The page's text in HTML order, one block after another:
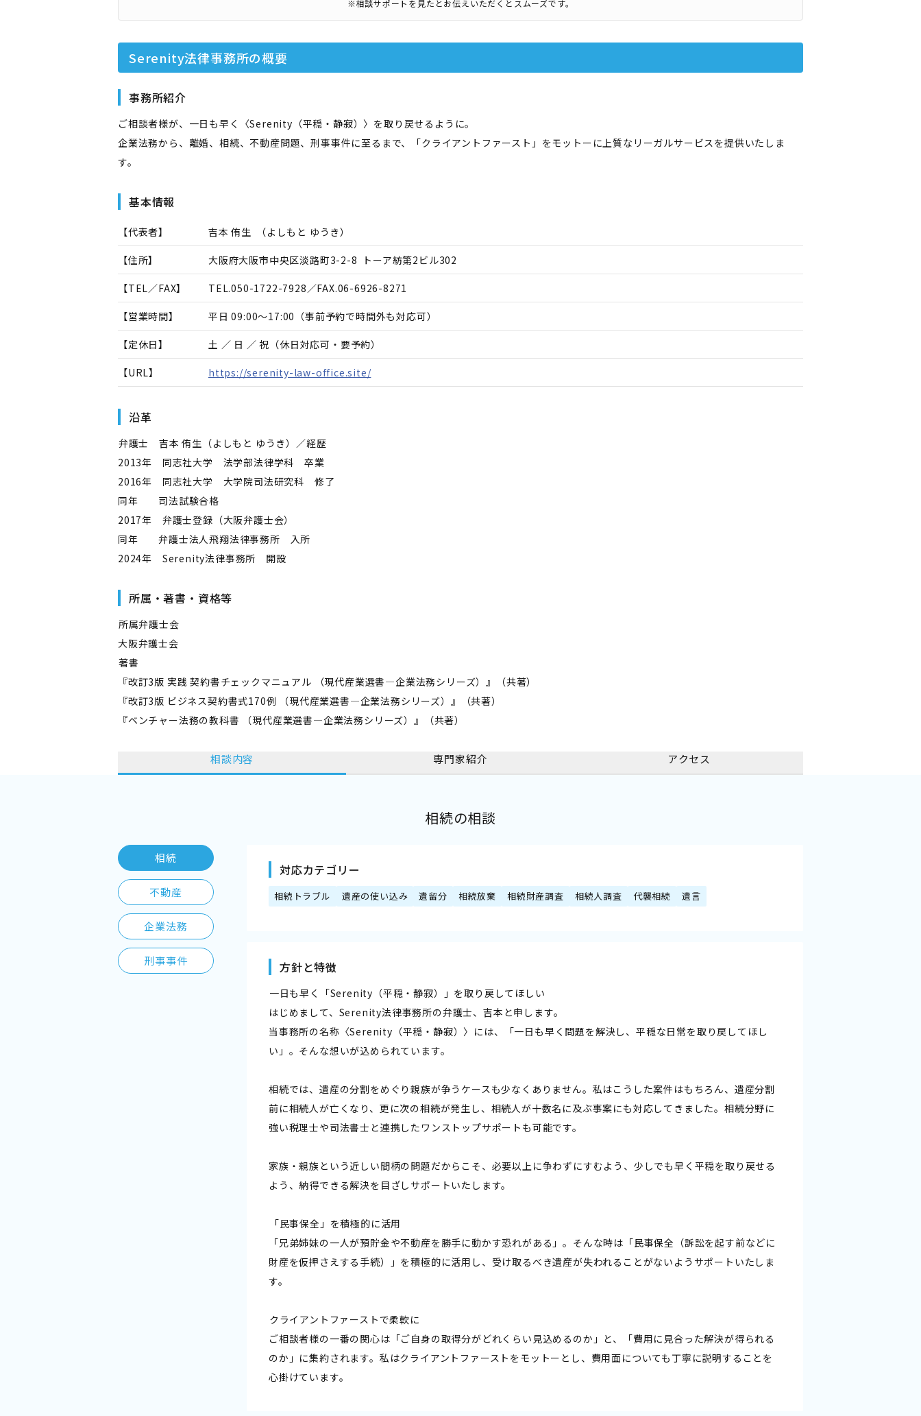
※相談サポートを見たとお伝えいただくとスムーズです。
Serenity法律事務所の概要
事務所紹介
ご相談者様が、一日も早く〈Serenity（平穏・静寂）〉を取り戻せるように。
企業法務から、離婚、相続、不動産問題、刑事事件に至るまで、「クライアントファースト」をモットーに上質なリーガルサービスを提供いたしま
す。
基本情報
【代表者】 吉本 侑生 （よしもと ゆうき）
【住所】 大阪府大阪市中央区淡路町3-2-8 トーア紡第2ビル302
【TEL／FAX】 TEL.050-1722-7928／FAX.06-6926-8271
【営業時間】 平日 09:00～17:00（事前予約で時間外も対応可）
【定休日】 土 ／ 日 ／ 祝（休日対応可・要予約）
【URL】 https://serenity-law-office.site/
沿革
――弁護士 吉本 侑生（よしもと ゆうき）／経歴――
2013年 同志社大学 法学部法律学科 卒業
2016年 同志社大学 大学院司法研究科 修了
同年 司法試験合格
2017年 弁護士登録（大阪弁護士会）
同年 弁護士法人飛翔法律事務所 入所
2024年 Serenity法律事務所 開設
所属・著書・資格等
――所属弁護士会――
大阪弁護士会
――著書――
『改訂3版 実践 契約書チェックマニュアル （現代産業選書―企業法務シリーズ）』（共著）
『改訂3版 ビジネス契約書式170例 （現代産業選書―企業法務シリーズ）』（共著）
『ベンチャー法務の教科書 （現代産業選書―企業法務シリーズ）』（共著）
相談内容 専門家紹介 アクセス
相続の相談
相続
不動産
企業法務
刑事事件
対応カテゴリー
相続トラブル 遺産の使い込み 遺留分 相続放棄 相続財産調査 相続人調査 代襲相続 遺言
方針と特徴
――一日も早く「Serenity（平穏・静寂）」を取り戻してほしい――
はじめまして、Serenity法律事務所の弁護士、吉本と申します。
当事務所の名称〈Serenity（平穏・静寂）〉には、「一日も早く問題を解決し、平穏な日常を取り戻してほし
い」。そんな想いが込められています。
相続では、遺産の分割をめぐり親族が争うケースも少なくありません。私はこうした案件はもちろん、遺産分割
前に相続人が亡くなり、更に次の相続が発生し、相続人が十数名に及ぶ事案にも対応してきました。相続分野に
強い税理士や司法書士と連携したワンストップサポートも可能です。
家族・親族という近しい間柄の問題だからこそ、必要以上に争わずにすむよう、少しでも早く平穏を取り戻せる
よう、納得できる解決を目ざしサポートいたします。
――「民事保全」を積極的に活用――
「兄弟姉妹の一人が預貯金や不動産を勝手に動かす恐れがある」。そんな時は「民事保全（訴訟を起す前などに
財産を仮押さえする手続）」を積極的に活用し、受け取るべき遺産が失われることがないようサポートいたしま
す。
――クライアントファーストで柔軟に――
ご相談者様の一番の関心は「ご自身の取得分がどれくらい見込めるのか」と、「費用に見合った解決が得られる
のか」に集約されます。私はクライアントファーストをモットーとし、費用面についても丁寧に説明することを
心掛けています。